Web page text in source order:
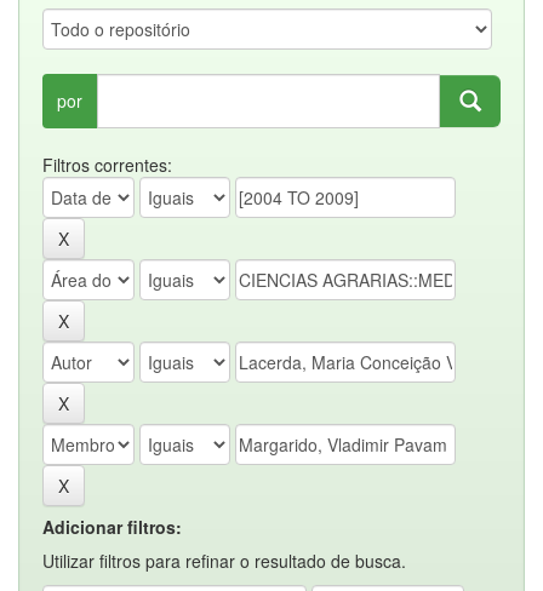
por
Filtros correntes:
Adicionar filtros:
Utilizar filtros para refinar o resultado de busca.